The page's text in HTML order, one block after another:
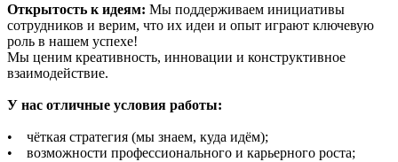
Открытость к идеям: Мы поддерживаем инициативы
сотрудников и верим, что их идеи и опыт играют ключевую
роль в нашем успехе!
Мы ценим креативность, инновации и конструктивное
взаимодействие.
У нас отличные условия работы:
• чёткая стратегия (мы знаем, куда идём);
• возможности профессионального и карьерного роста;